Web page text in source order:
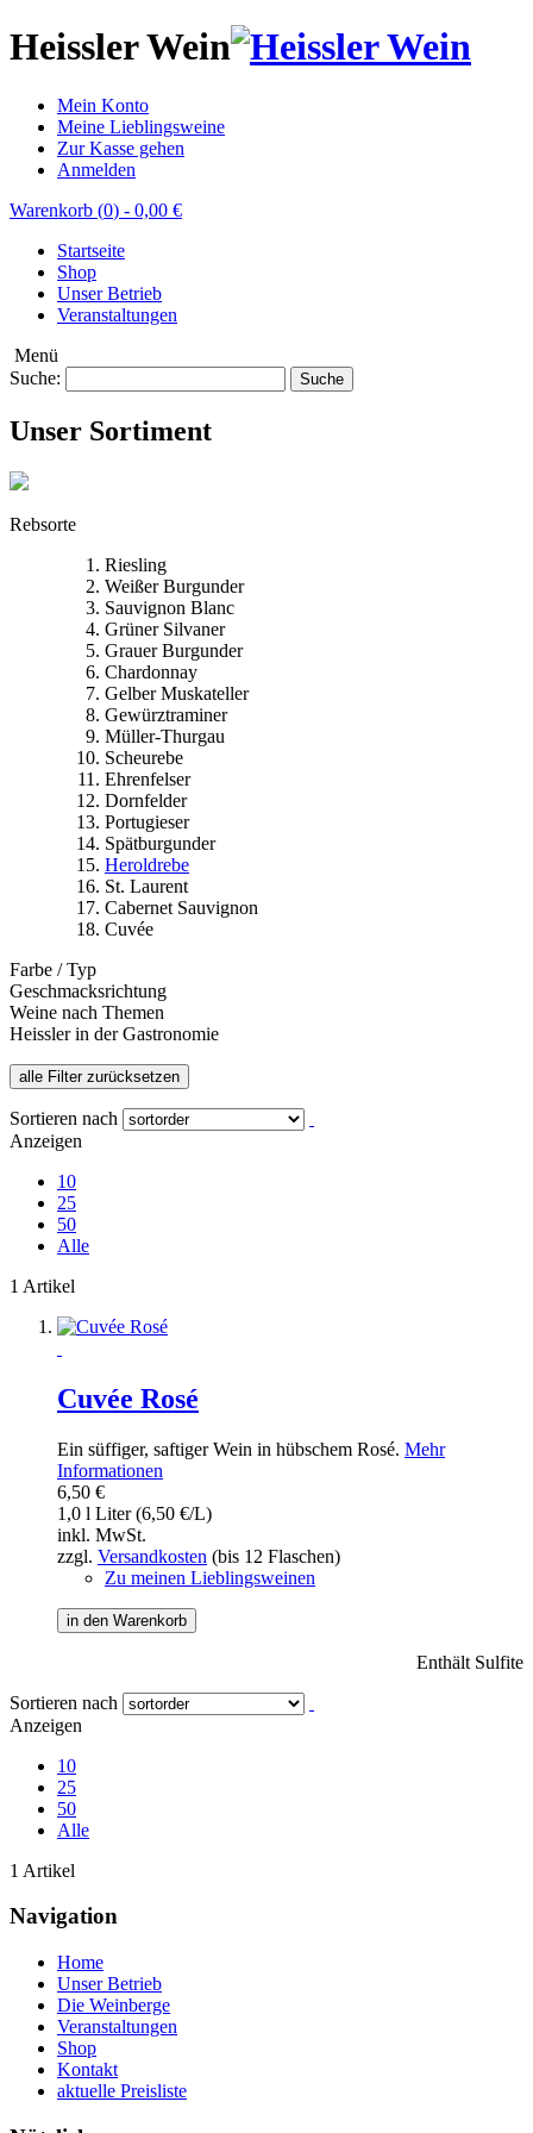
Heissler Wein
Mein Konto
Meine Lieblingsweine
Zur Kasse gehen
Anmelden
Warenkorb (0) - 0,00 €
Startseite
Shop
Unser Betrieb
Veranstaltungen
Menü
Suche:
Suche
Unser Sortiment
Rebsorte
Riesling
Weißer Burgunder
Sauvignon Blanc
Grüner Silvaner
Grauer Burgunder
Chardonnay
Gelber Muskateller
Gewürztraminer
Müller-Thurgau
Scheurebe
Ehrenfelser
Dornfelder
Portugieser
Spätburgunder
Heroldrebe
St. Laurent
Cabernet Sauvignon
Cuvée
Farbe / Typ
Geschmacksrichtung
Weine nach Themen
Heissler in der Gastronomie
alle Filter zurücksetzen
Sortieren nach
Anzeigen
10
25
50
Alle
1 Artikel
Cuvée Rosé
Ein süffiger, saftiger Wein in hübschem Rosé. Mehr
Informationen
6,50 €
1,0 l Liter (6,50 €/L)
inkl. MwSt.
zzgl. Versandkosten (bis 12 Flaschen)
Zu meinen Lieblingsweinen
in den Warenkorb
Enthält Sulfite
Sortieren nach
Anzeigen
10
25
50
Alle
1 Artikel
Navigation
Home
Unser Betrieb
Die Weinberge
Veranstaltungen
Shop
Kontakt
aktuelle Preisliste